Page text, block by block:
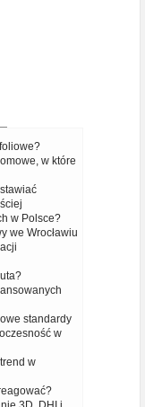
w które
w Polsce?
we Wrocławiu
standardy
w
w